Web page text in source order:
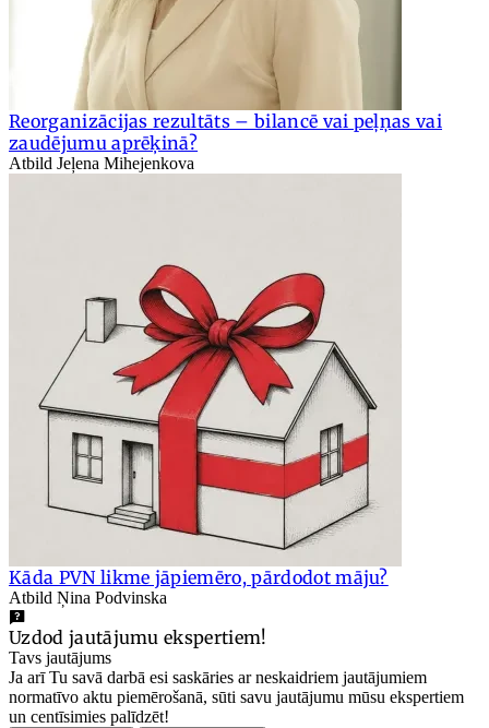
Reorganizācijas rezultāts – bilancē vai peļņas vai
zaudējumu aprēķinā?
Atbild Jeļena Mihejenkova
Kāda PVN likme jāpiemēro, pārdodot māju?
Atbild Ņina Podvinska
Uzdod jautājumu ekspertiem!
Tavs jautājums
Ja arī Tu savā darbā esi saskāries ar neskaidriem jautājumiem
normatīvo aktu piemērošanā, sūti savu jautājumu mūsu ekspertiem
un centīsimies palīdzēt!